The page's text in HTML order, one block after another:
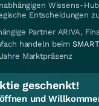
Wissens-
Entscheidungen
Partner ARIVA,
handeln beim
Marktpräsenz
geschenkt!
und